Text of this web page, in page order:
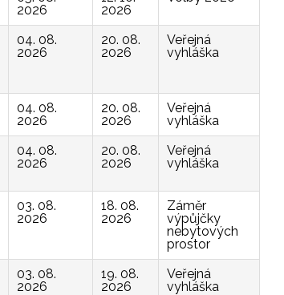
2026
2026
04. 08.
2026
20. 08.
2026
Veřejná
vyhláška
04. 08.
2026
20. 08.
2026
Veřejná
vyhláška
04. 08.
2026
20. 08.
2026
Veřejná
vyhláška
03. 08.
2026
18. 08.
2026
Záměr
výpůjčky
nebytových
prostor
03. 08.
2026
19. 08.
2026
Veřejná
vyhláška